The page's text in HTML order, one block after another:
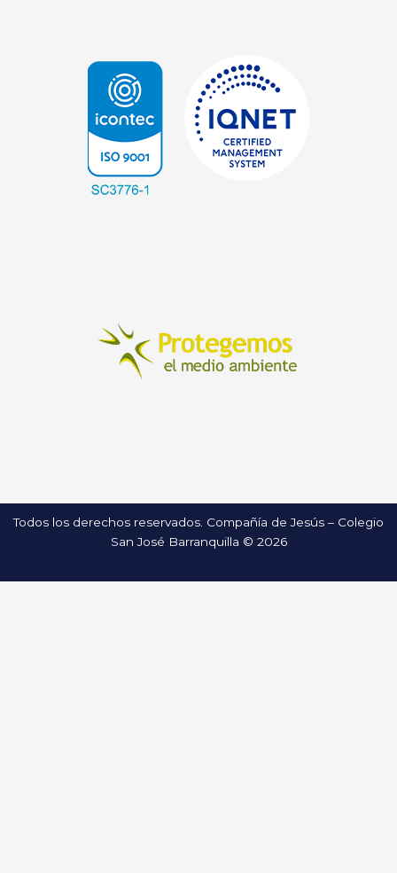
Todos los derechos reservados. Compañía de Jesús – Colegio
San José Barranquilla © 2026